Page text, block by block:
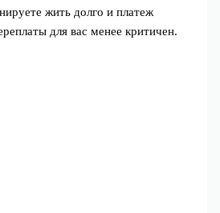
жить долго и платеж
для вас менее критичен.